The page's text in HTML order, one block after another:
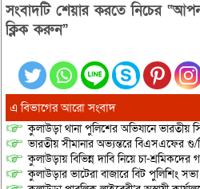
সংবাদটি শেয়ার করতে নিচের
ক্লিক করুন”
এ বিভাগের আরো সংবাদ
কুলাউড়া থানা পুলিশের অভিযানে ভারতীয়
ভারতীয় সীমানার অভ্যন্তরে বিএসএফের গু/
কুলাউড়ায় বিভিন্ন দাবি নিয়ে চা-শ্রমিকদের
কুলাউড়ার ভাটেরা বাজারে বিট পুলিশিং